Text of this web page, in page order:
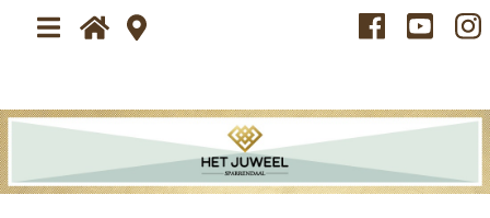
Home
Plan je bezoek
Over